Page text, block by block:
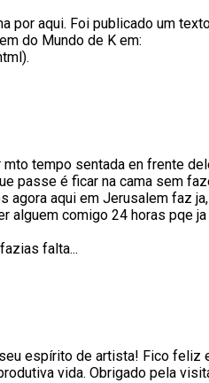
por aqui. Foi publicado um
do Mundo de K em:
tempo sentada en frente
passe é ficar na cama sem
agora aqui em Jerusalem faz ja,
alguem comigo 24 horas pqe ja
falta...
espírito de artista! Fico feliz
vida. Obrigado pela